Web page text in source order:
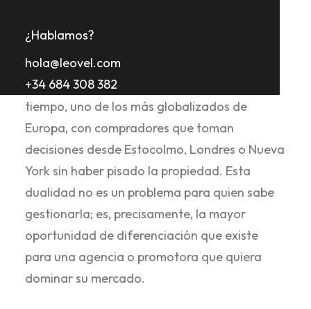
¿Hablamos?
hola@leovel.com
+34 684 308 382
conocimiento del terreno, la calle y el
vecindario marca la diferencia entre cerrar
una operación o perderla— y, al mismo
tiempo, uno de los más globalizados de
Europa, con compradores que toman
decisiones desde Estocolmo, Londres o Nueva
York sin haber pisado la propiedad. Esta
dualidad no es un problema para quien sabe
gestionarla; es, precisamente, la mayor
oportunidad de diferenciación que existe
para una agencia o promotora que quiera
dominar su mercado.